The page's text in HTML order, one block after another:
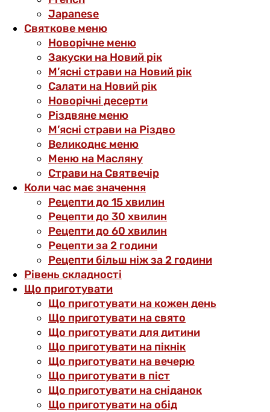
Japanese
Святкове меню
Новорічне меню
Закуски на Новий рік
М’ясні страви на Новий рік
Салати на Новий рік
Новорічні десерти
Різдвяне меню
М’ясні страви на Різдво
Великоднє меню
Меню на Масляну
Страви на Святвечір
Коли час має значення
Рецепти до 15 хвилин
Рецепти до 30 хвилин
Рецепти до 60 хвилин
Рецепти за 2 години
Рецепти більш ніж за 2 години
Рівень складності
Що приготувати
Що приготувати на кожен день
Що приготувати на свято
Що приготувати для дитини
Що приготувати на пікнік
Що приготувати на вечерю
Що приготувати в піст
Що приготувати на сніданок
Що приготувати на обід